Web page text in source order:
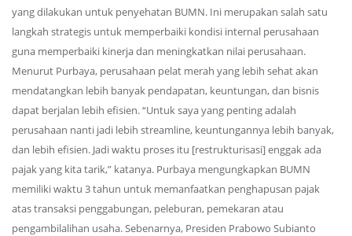
yang dilakukan untuk penyehatan BUMN. Ini merupakan salah satu
langkah strategis untuk memperbaiki kondisi internal perusahaan
guna memperbaiki kinerja dan meningkatkan nilai perusahaan.
Menurut Purbaya, perusahaan pelat merah yang lebih sehat akan
mendatangkan lebih banyak pendapatan, keuntungan, dan bisnis
dapat berjalan lebih efisien. “Untuk saya yang penting adalah
perusahaan nanti jadi lebih streamline, keuntungannya lebih banyak,
dan lebih efisien. Jadi waktu proses itu [restrukturisasi] enggak ada
pajak yang kita tarik,” katanya. Purbaya mengungkapkan BUMN
memiliki waktu 3 tahun untuk memanfaatkan penghapusan pajak
atas transaksi penggabungan, peleburan, pemekaran atau
pengambilalihan usaha. Sebenarnya, Presiden Prabowo Subianto